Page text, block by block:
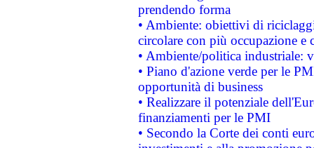
prendendo forma
• Ambiente: obiettivi di
circolare con più occupazione e
• Ambiente/politica industriale:
• Piano d'azione verde per le
opportunità di business
• Realizzare il potenziale
finanziamenti per le PMI
• Secondo la Corte dei conti